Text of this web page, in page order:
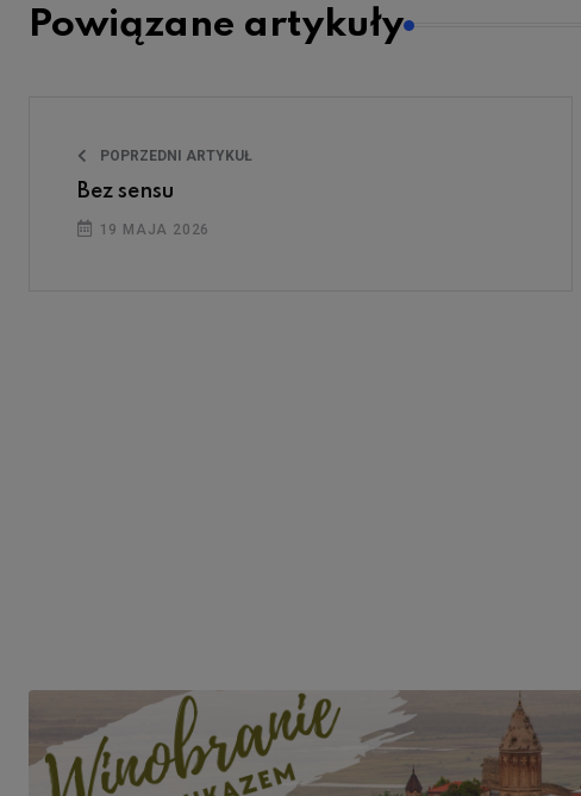
Powiązane artykuły
POPRZEDNI ARTYKUŁ
Bez sensu
19 MAJA 2026